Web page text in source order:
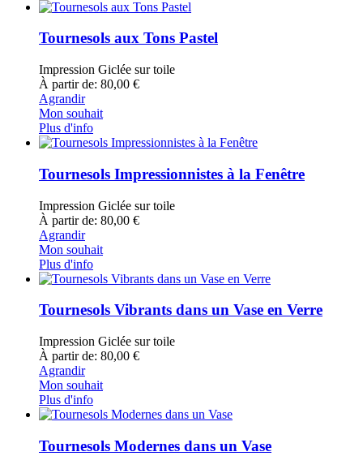
Tournesols aux Tons Pastel
Impression Giclée sur toile
À partir de: 80,00 €
Agrandir
Mon souhait
Plus d'info
Tournesols Impressionnistes à la Fenêtre
Impression Giclée sur toile
À partir de: 80,00 €
Agrandir
Mon souhait
Plus d'info
Tournesols Vibrants dans un Vase en Verre
Impression Giclée sur toile
À partir de: 80,00 €
Agrandir
Mon souhait
Plus d'info
Tournesols Modernes dans un Vase